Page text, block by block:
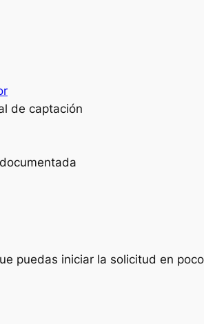
de captación
puedas iniciar la solicitud en